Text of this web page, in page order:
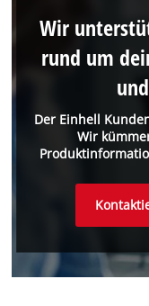
Der Einhell
Wir
Wir
rund um